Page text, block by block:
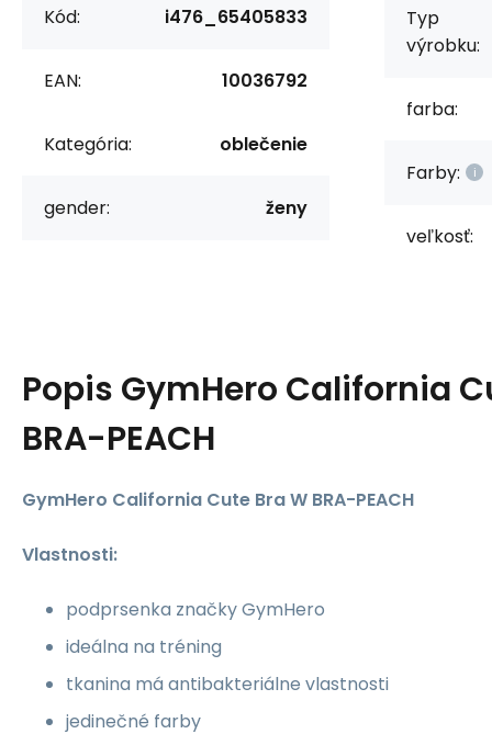
Kód: i476_65405833
EAN: 10036792
Kategória: oblečenie
gender: ženy
Typ
výrobku:
farba:
Farby:
veľkosť:
Popis GymHero California
BRA-PEACH
GymHero California Cute Bra W BRA-PEACH
Vlastnosti:
podprsenka značky GymHero
ideálna na tréning
tkanina má antibakteriálne vlastnosti
jedinečné farby